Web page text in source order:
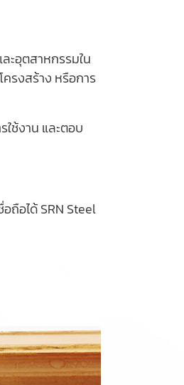
ะอุตสาหกรรมใน
รงสร้าง หรือการ
ช้งาน และตอบ
ถือได้ SRN Steel